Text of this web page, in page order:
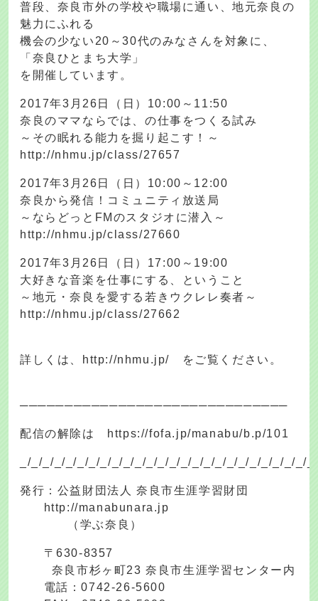
普段、奈良市外の学校や職場に通い、地元奈良の
魅力にふれる
機会の少ない20～30代のみなさんを対象に、
「奈良ひとまち大学」
を開催しています。
2017年3月26日（日）10:00～11:50
奈良のママならでは、の仕事をつくる試み
～その眠れる能力を掘り起こす！～
http://nhmu.jp/class/27657
2017年3月26日（日）10:00～12:00
奈良から発信！コミュニティ放送局
～ならどっとFMのスタジオに潜入～
http://nhmu.jp/class/27660
2017年3月26日（日）17:00～19:00
大好きな音楽を仕事にする、ということ
～地元・奈良を愛する若きウクレレ奏者～
http://nhmu.jp/class/27662
詳しくは、http://nhmu.jp/ をご覧ください。
──────────────────────────────
配信の解除は https://fofa.jp/manabu/b.p/101
_/_/_/_/_/_/_/_/_/_/_/_/_/_/_/_/_/_/_/_/_/_/_/_/_/
発行：公益財団法人 奈良市生涯学習財団
http://manabunara.jp
（学ぶ奈良）
〒630-8357
奈良市杉ヶ町23 奈良市生涯学習センター内
電話：0742-26-5600